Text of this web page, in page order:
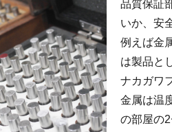
品質保証
いか、安
例えば金
は製品と
ナカガワ
金属は温
の部屋の